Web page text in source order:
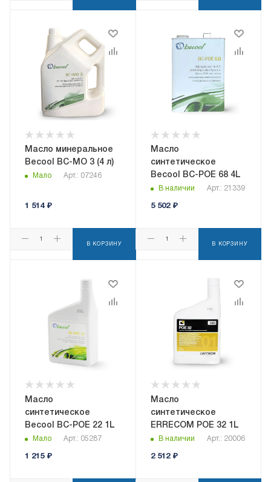
Масло минеральное
Becool BC-MO 3 (4 л)
Мало Арт.: 07246
1 514₽
В КОРЗИНУ
Масло
синтетическое
Becool BC-POE 68 4L
В наличии Арт.: 21339
5 502₽
В КОРЗИНУ
Масло
синтетическое
Becool BC-POE 22 1L
Мало Арт.: 05287
1 215₽
Масло
синтетическое
ERRECOM POE 32 1L
В наличии Арт.: 20006
2 512₽